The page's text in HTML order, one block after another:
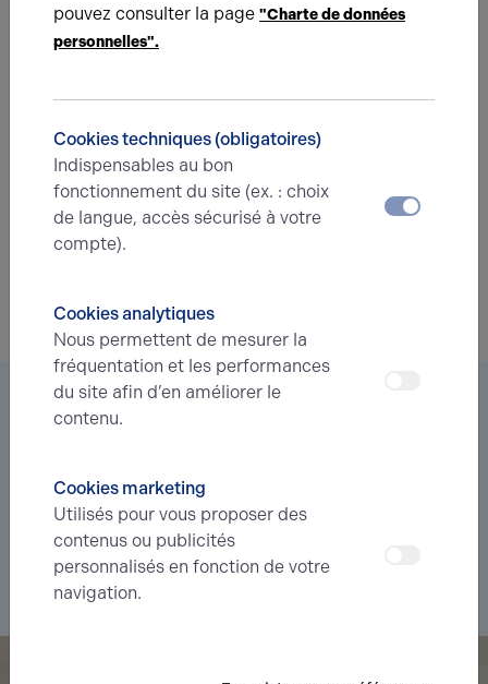
accompagner dans votre projet d’immobilier
d’entreprise.
Je prends contact
Vous êtes à la recherche d’un bien
Déléguez votre projetà nos experts et soyez prévenus des
nouvelles offres enavant-premièrecorrespondant à votre
recherche.
Je souhaite déléguer ma recherche
pouvez consulter la page "Charte de données
personnelles".
Cookies techniques (obligatoires)
Indispensables au bon
fonctionnement du site (ex. : choix
de langue, accès sécurisé à votre
compte).
Cookies analytiques
Nous permettent de mesurer la
fréquentation et les performances
du site afin d’en améliorer le
contenu.
Cookies marketing
Utilisés pour vous proposer des
contenus ou publicités
personnalisés en fonction de votre
navigation.